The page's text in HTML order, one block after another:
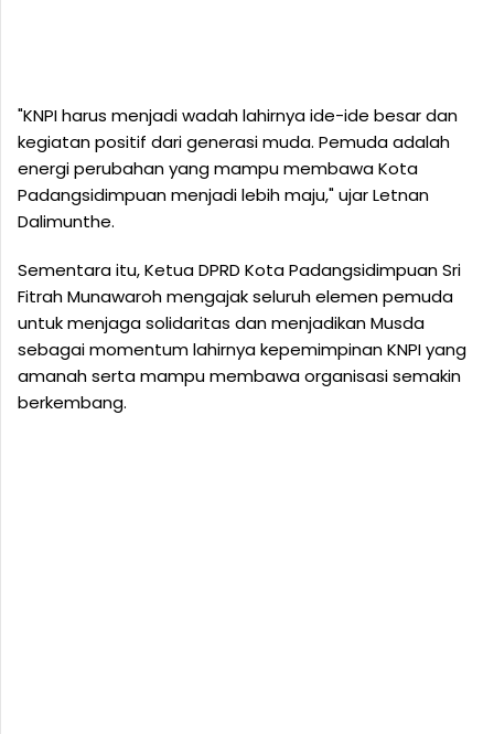
"KNPI harus menjadi wadah lahirnya ide-ide besar dan
kegiatan positif dari generasi muda. Pemuda adalah
energi perubahan yang mampu membawa Kota
Padangsidimpuan menjadi lebih maju," ujar Letnan
Dalimunthe.
Sementara itu, Ketua DPRD Kota Padangsidimpuan Sri
Fitrah Munawaroh mengajak seluruh elemen pemuda
untuk menjaga solidaritas dan menjadikan Musda
sebagai momentum lahirnya kepemimpinan KNPI yang
amanah serta mampu membawa organisasi semakin
berkembang.